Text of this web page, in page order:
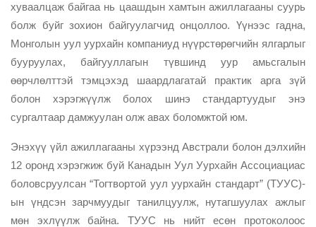
хуваалцаж байгаа нь цаашдын хамтын ажиллагааны суурь
болж буйг зохион байгуулагчид онцоллоо. Үүнээс гадна,
Монголын уул уурхайн компаниуд нүүрстөрөгчийн ялгарлыг
бууруулах, байгууллагын түвшинд уур амьсгалын
өөрчлөлттэй тэмцэхэд шаардлагатай практик арга зүй
болон хэрэгжүүлж болох шинэ стандартуудыг энэ
сургалтаар дамжуулан олж авах боломжтой юм.
Энэхүү үйл ажиллагааны хүрээнд Австрали болон дэлхийн
12 оронд хэрэгжиж буй Канадын Уул Уурхайн Ассоциациас
боловсруулсан “Тогтвортой уул уурхайн стандарт” (ТУУС)-
ын үндсэн зарчмуудыг танилцуулж, нутагшуулах ажлыг
мөн эхлүүлж байна. ТУУС нь нийт есөн протоколоос